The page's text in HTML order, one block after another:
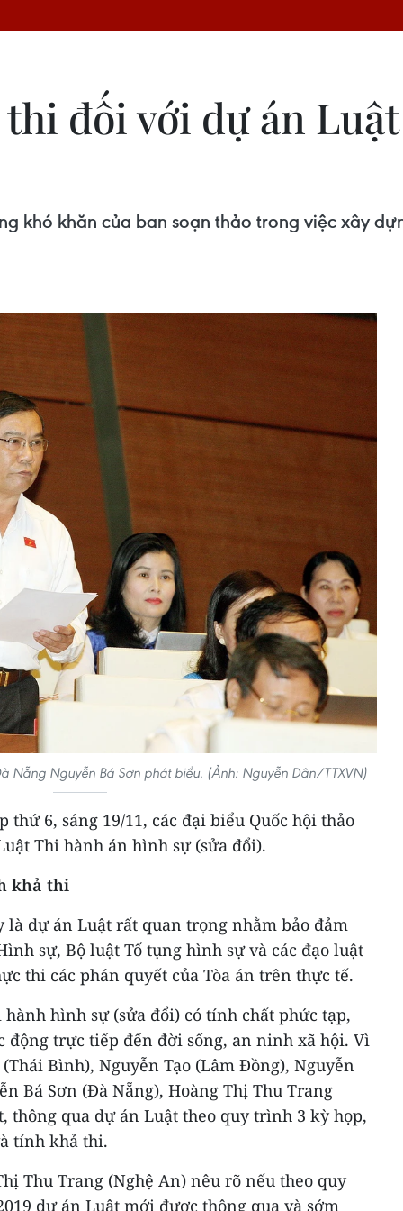
đối với dự án
khó khăn của ban soạn thảo trong việc xây
Nẵng Nguyễn Bá Sơn phát biểu. (Ảnh: Nguyễn Dân/TTXVN)
6, sáng 19/11, các đại biểu Quốc hội thảo
Thi hành án hình sự (sửa đổi).
khả thi
là dự án Luật rất quan trọng nhằm bảo đảm
sự, Bộ luật Tố tụng hình sự và các đạo luật
thi các phán quyết của Tòa án trên thực tế.
hình sự (sửa đổi) có tính chất phức tạp,
động trực tiếp đến đời sống, an ninh xã hội. Vì
Bình), Nguyễn Tạo (Lâm Đồng), Nguyễn
Bá Sơn (Đà Nẵng), Hoàng Thị Thu Trang
thông qua dự án Luật theo quy trình 3 kỳ họp,
tính khả thi.
Thu Trang (Nghệ An) nêu rõ nếu theo quy
dự án Luật mới được thông qua và sớm